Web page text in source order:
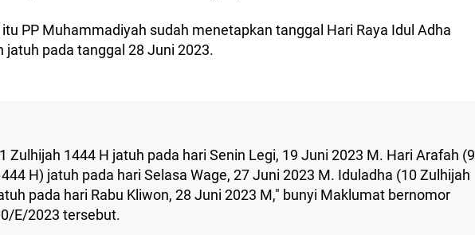
PP Muhammadiyah sudah menetapkan tanggal Hari Raya Idul Adha
jatuh pada tanggal 28 Juni 2023.
Zulhijah 1444 H jatuh pada hari Senin Legi, 19 Juni 2023 M. Hari Arafah (9
H) jatuh pada hari Selasa Wage, 27 Juni 2023 M. Iduladha (10 Zulhijah
pada hari Rabu Kliwon, 28 Juni 2023 M," bunyi Maklumat bernomor
E/2023 tersebut.